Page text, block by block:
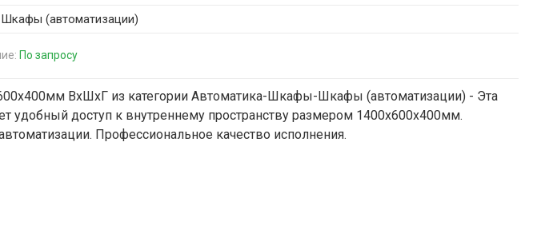
Шкафы (автоматизации)
По запросу
ВхШхГ из категории Автоматика-Шкафы-Шкафы (автоматизации) - Эта
удобный доступ к внутреннему пространству размером 1400х600х400мм.
Профессиональное качество исполнения.